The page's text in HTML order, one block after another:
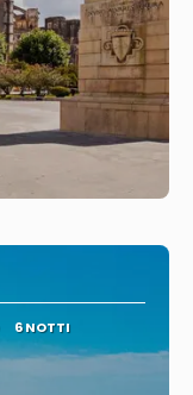
6 NOTTI